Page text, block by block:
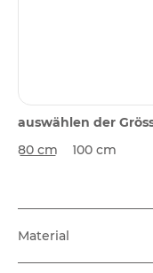
auswählen der
80 cm
100 cm
Material